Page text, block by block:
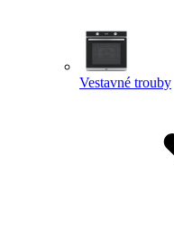
Vestavné trouby